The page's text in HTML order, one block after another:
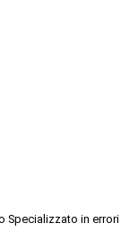
Specializzato in errori